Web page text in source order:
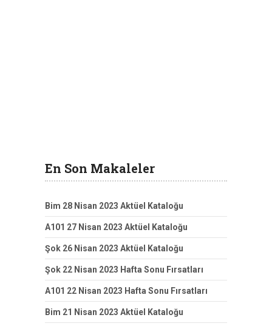
En Son Makaleler
Bim 28 Nisan 2023 Aktüel Kataloğu
A101 27 Nisan 2023 Aktüel Kataloğu
Şok 26 Nisan 2023 Aktüel Kataloğu
Şok 22 Nisan 2023 Hafta Sonu Fırsatları
A101 22 Nisan 2023 Hafta Sonu Fırsatları
Bim 21 Nisan 2023 Aktüel Kataloğu